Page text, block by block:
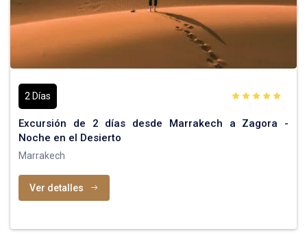
2 Días
Excursión de 2 días desde Marrakech a Zagora -
Noche en el Desierto
Marrakech
Ver detalles